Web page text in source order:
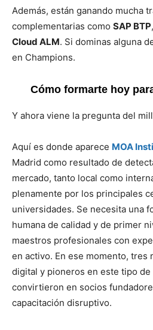
Además, están ganando mucha
complementarias como SAP BTP,
Cloud ALM. Si dominas alguna
en Champions.
Cómo formarte hoy
Y ahora viene la pregunta del
Aquí es donde aparece MOA
Madrid como resultado de
mercado, tanto local como
plenamente por los principales
universidades. Se necesita una
humana de calidad y de primer
maestros profesionales con
en activo. En ese momento, tres
digital y pioneros en este tipo de
convirtieron en socios
capacitación disruptivo.